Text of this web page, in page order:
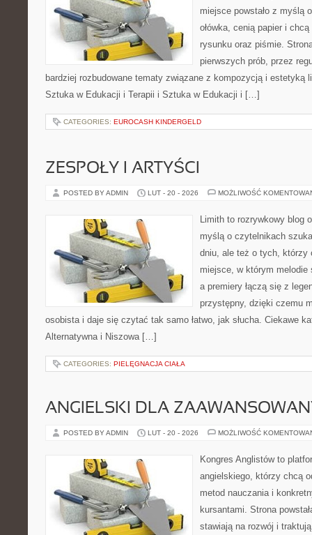
miejsce powstało z myślą
ołówka, cenią papier i
rysunku oraz piśmie.
pierwszych prób, przez
bardziej rozbudowane tematy związane z kompozycją i estetyką
Sztuka w Edukacji i Terapii i Sztuka w Edukacji i […]
CATEGORIES: EUROCASH KINDERGELD
ZESPOŁY I ARTYŚCI
POSTED BY ADMIN LUT - 20 - 2026 MOŻLIWOŚĆ
Limith to rozrywkowy blog
myślą o czytelnikach
dniu, ale też o tych, którzy
miejsce, w którym
a premiery łączą się z
przystępny, dzięki czemu
osobista i daje się czytać tak samo łatwo, jak słucha. Ciekawe
Alternatywna i Niszowa […]
CATEGORIES: PIELĘGNACJA CIAŁA
ANGIELSKI DLA
POSTED BY ADMIN LUT - 20 - 2026 MOŻLIWOŚĆ
Kongres Anglistów to
angielskiego, którzy chcą
metod nauczania i
kursantami. Strona
stawiają na rozwój i